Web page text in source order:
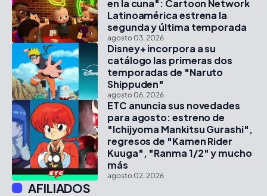
en la cuna": Cartoon Network
Latinoamérica estrena la
segunda y última temporada
agosto 03, 2026
Disney+ incorpora a su
catálogo las primeras dos
temporadas de "Naruto
Shippuden"
agosto 06, 2026
ETC anuncia sus novedades
para agosto: estreno de
"Ichijyoma Mankitsu Gurashi",
regresos de "Kamen Rider
Kuuga", "Ranma 1/2" y mucho
más
agosto 02, 2026
AFILIADOS